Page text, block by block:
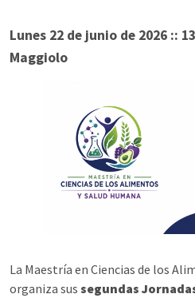
Lunes 22 de junio de 2026 ::
Maggiolo
La Maestría en Ciencias de los
organiza sus segundas